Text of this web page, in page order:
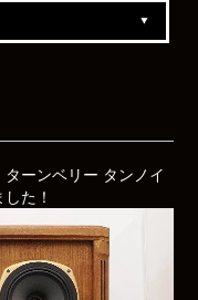
ーンベリー タンノイ
た！